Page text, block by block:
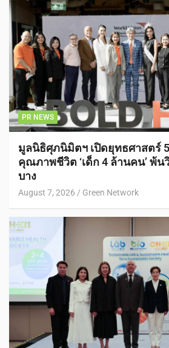
PR NEWS
มูลนิธิศุภนิมิตฯ เปิดยุทธศาสตร์
คุณภาพชีวิต ‘เด็ก 4 ล้านคน’ พ้น
บาง
August 7, 2026 Green Network